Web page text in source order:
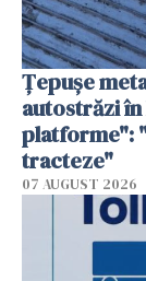
Țepușe
autostrăzi
platforme":
tracteze"
07 AUGUST 2026